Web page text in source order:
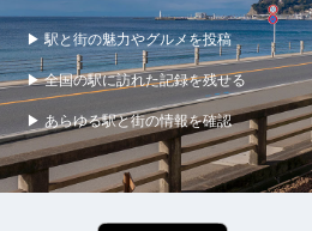
▶ 駅と街の魅力やグルメを投稿
▶ 全国の駅に訪れた記録を残せる
▶ あらゆる駅と街の情報を確認